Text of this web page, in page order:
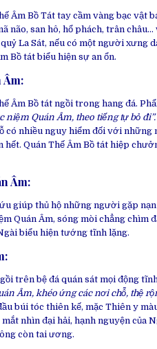
Âm Bồ Tát tay cầm vàng bạc vật
não, san hô, hổ phách, trân
La Sát, nếu có một người xưng
Bồ tát biểu hiện sự an ổn.
Âm:
Âm Bồ tát ngồi trong hang đá.
niệm Quán Âm, theo tiếng tự bỏ đi”.
có nhiều nguy hiểm đối với những
hết. Quán Thế Âm Bồ tát hiệp
Âm:
giúp thủ hộ những người gặp
Quán Âm, sóng mòi chẳng chìm
biểu hiện tướng tĩnh lặng.
:
trên bệ đá quán sát mọi động
Âm, khéo ứng các nơi chỗ, thệ
búi tóc thiên kế, mặc Thiên y
nhìn đại hải, hạnh nguyện của
còn tai ương.